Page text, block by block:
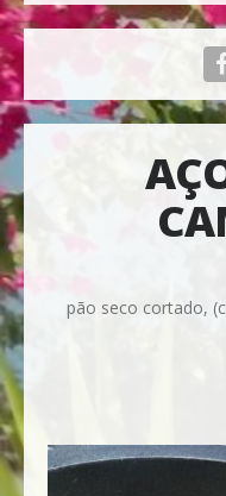
pão seco cortado,